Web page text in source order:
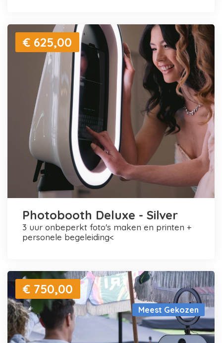
€ 625,00
Photobooth Deluxe - Silver
3 uur onbeperkt foto's maken en printen +
personele begeleiding<
Meest Gekozen
€ 750,00